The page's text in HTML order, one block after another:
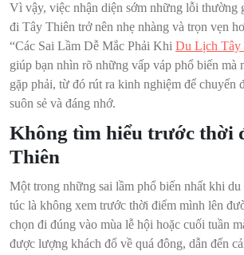
Vì vậy, việc nhận diện sớm những lỗi thường
đi Tây Thiên trở nên nhẹ nhàng và trọn vẹn
“Các Sai Lầm Dễ Mắc Phải Khi Du Lịch Tây
giúp bạn nhìn rõ những vấp váp phổ biến mà
gặp phải, từ đó rút ra kinh nghiệm để chuyến
suôn sẻ và đáng nhớ.
Không tìm hiểu trước thời
Thiên
Một trong những sai lầm phổ biến nhất khi
túc là không xem trước thời điểm mình lên
chọn đi đúng vào mùa lễ hội hoặc cuối tuần
được lượng khách đổ về quá đông, dẫn đến